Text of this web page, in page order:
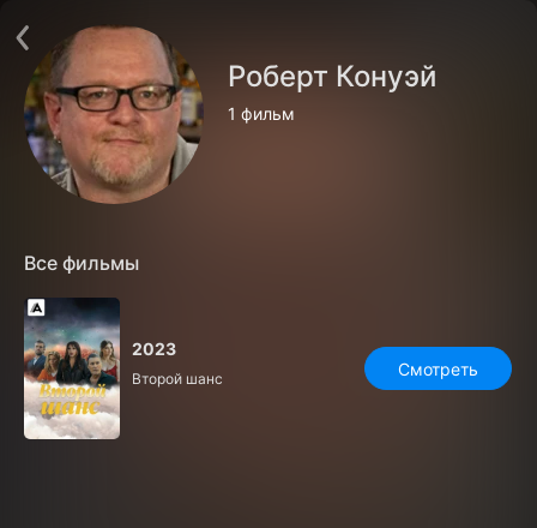
Роберт Конуэй
1 фильм
Все фильмы
2023
Второй шанс Смотреть
О сервисе
Пользовательское соглашение
Политика конфиденциальности
Для партнёров
Открыть приложение
Установить на ТВ
Бесплатные каналы